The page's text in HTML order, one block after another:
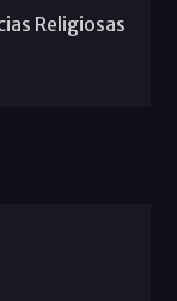
Religiosas